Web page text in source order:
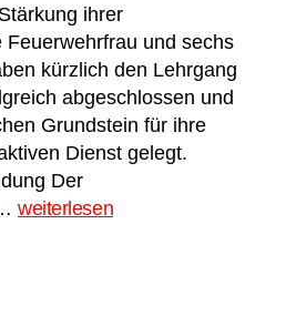
ihrer
Feuerwehrfrau und sechs
kürzlich den Lehrgang
abgeschlossen und
Grundstein für ihre
Dienst gelegt.
Der
Erfolgreiche
weiterlesen